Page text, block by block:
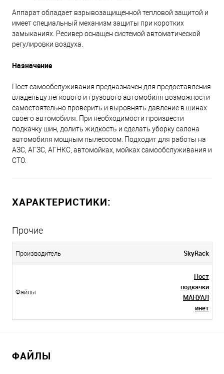
Аппарат обладает взрывозащищенной тепловой защитой и
имеет специальный механизм защиты при коротких
замыканиях. Ресивер оснащен системой автоматической
регулировки воздуха.
Назначение
Пост самообслуживания предназначен для предоставления
владельцу легкового и грузового автомобиля возможности
самостоятельно проверить и выровнять давление в шинах
своего автомобиля. При необходимости произвести
подкачку шин, долить жидкость и сделать уборку салона
автомобиля мощным пылесосом. Подходит для работы на
АЗС, АГЗС, АГНКС, автомойках, мойках самообслуживания и
СТО.
ХАРАКТЕРИСТИКИ:
Прочие
Производитель SkyRack
Файлы
Пост
подкачки
МАНУАЛ
инет
ФАЙЛЫ